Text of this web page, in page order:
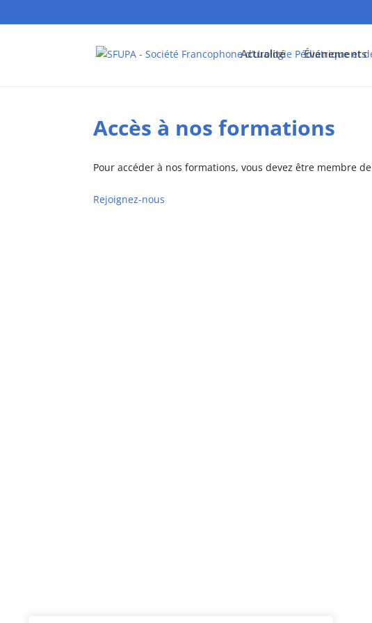
Actualité Événements
Accès à nos formations
Pour accéder à nos formations, vous devez être membre de
Rejoignez-nous